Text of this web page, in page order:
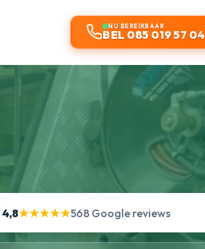
NU BEREIKBAAR
BEL 085 019 57 04
4,8★★★★★568 Google reviews